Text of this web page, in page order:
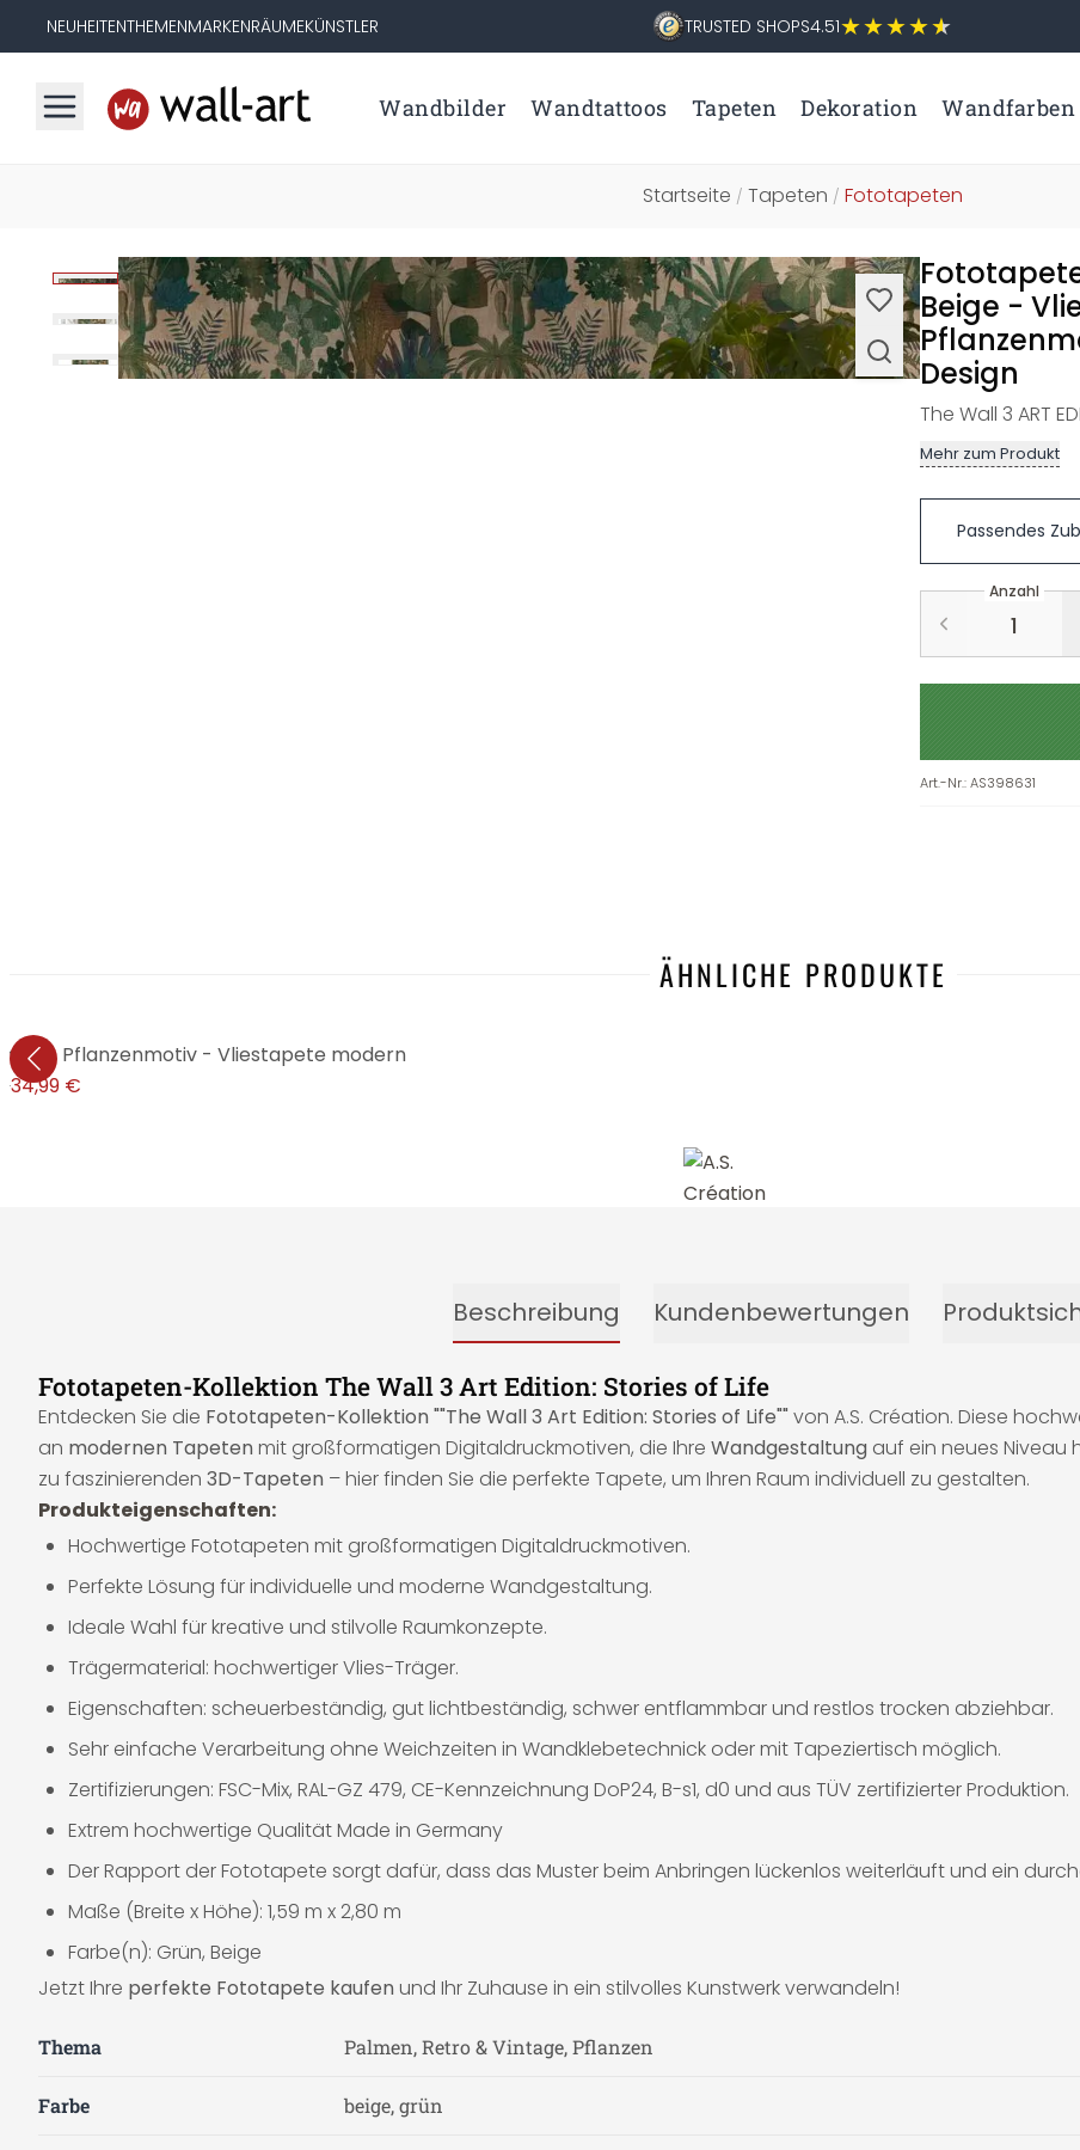
NEUHEITENTHEMENMARKENRÄUMEKÜNSTLER TRUSTED SHOPS4.51
Wandbilder Wandtattoos Tapeten Dekoration Wandfarben
Startseite / Tapeten / Fototapeten
Beige -
Design
The Wall 3 ART
Mehr zum Produkt
Passendes
Anzahl
Art.-Nr.:AS398631
ÄHNLICHE PRODUKTE
- Pflanzenmotiv - Vliestapete modern
34,99 €
Beschreibung Kundenbewertungen
Fototapeten-Kollektion The Wall 3 Art Edition: Stories of Life
Entdecken Sie die Fototapeten-Kollektion ""The Wall 3 Art Edition: Stories of Life"" von A.S. Création. Diese
an modernen Tapeten mit großformatigen Digitaldruckmotiven, die Ihre Wandgestaltung auf ein neues Niveau
zu faszinierenden 3D-Tapeten – hier finden Sie die perfekte Tapete, um Ihren Raum individuell zu gestalten.
Produkteigenschaften:
Hochwertige Fototapeten mit großformatigen Digitaldruckmotiven.
Perfekte Lösung für individuelle und moderne Wandgestaltung.
Ideale Wahl für kreative und stilvolle Raumkonzepte.
Trägermaterial: hochwertiger Vlies-Träger.
Eigenschaften: scheuerbeständig, gut lichtbeständig, schwer entflammbar und restlos trocken abziehbar.
Sehr einfache Verarbeitung ohne Weichzeiten in Wandklebetechnick oder mit Tapeziertisch möglich.
Zertifizierungen: FSC-Mix, RAL-GZ 479, CE-Kennzeichnung DoP24, B-s1, d0 und aus TÜV zertifizierter Produktion.
Extrem hochwertige Qualität Made in Germany
Der Rapport der Fototapete sorgt dafür, dass das Muster beim Anbringen lückenlos weiterläuft und ein
Maße (Breite x Höhe): 1,59 m x 2,80 m
Farbe(n): Grün, Beige
Jetzt Ihre perfekte Fototapete kaufen und Ihr Zuhause in ein stilvolles Kunstwerk verwandeln!
Thema Palmen, Retro & Vintage, Pflanzen
Farbe beige, grün